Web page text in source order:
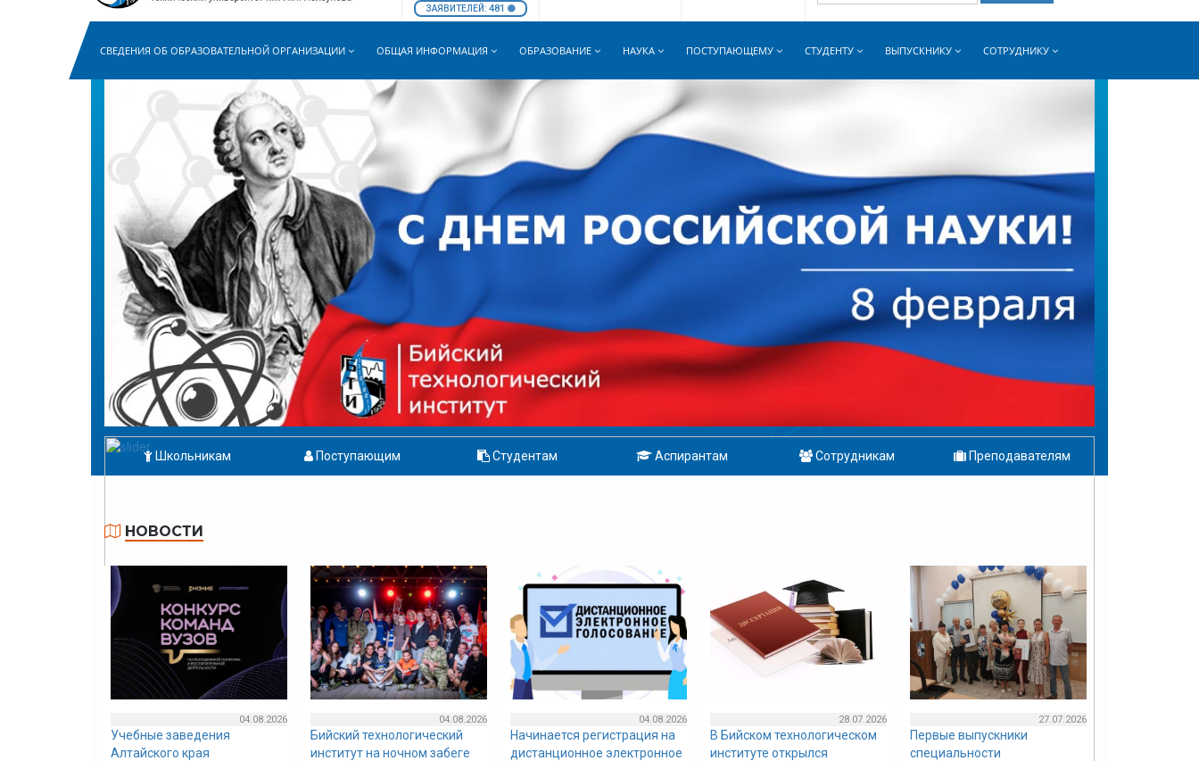
ЗАЯВИТЕЛЕЙ: 481
СВЕДЕНИЯ ОБ ОБРАЗОВАТЕЛЬНОЙ ОРГАНИЗАЦИИ ОБЩАЯ ИНФОРМАЦИЯ ОБРАЗОВАНИЕ НАУКА ПОСТУПАЮЩЕМУ СТУДЕНТУ ВЫПУСКНИКУ СОТРУДНИКУ
Школьникам Поступающим Студентам Аспирантам Сотрудникам Преподавателям
НОВОСТИ
04.08.2026
Учебные заведения
Алтайского края
04.08.2026
Бийский технологический
институт на ночном забеге
04.08.2026
Начинается регистрация на
дистанционное электронное
28.07.2026
В Бийском технологическом
институте открылся
27.07.2026
Первые выпускники
специальности